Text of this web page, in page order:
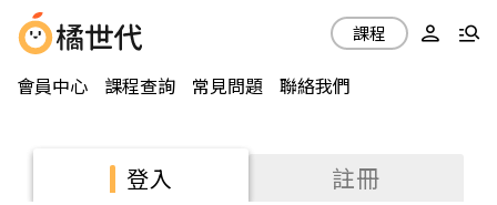
會員中心 課程查詢 常見問題 聯絡我們
課程
登入 註冊